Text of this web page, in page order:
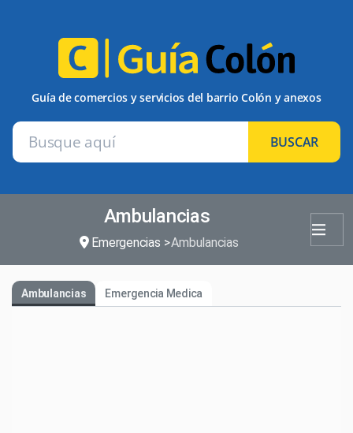
Guía de comercios y servicios del barrio Colón y anexos
BUSCAR
Ambulancias
Emergencias Ambulancias
Ambulancias Emergencia Medica